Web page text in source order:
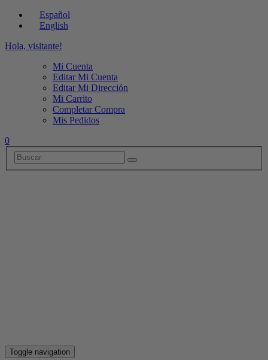
Español
English
Hola, visitante!
Mi Cuenta
Editar Mi Cuenta
Editar Mi Dirección
Mi Carrito
Completar Compra
Mis Pedidos
0
Toggle navigation